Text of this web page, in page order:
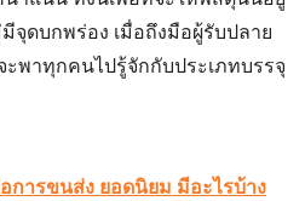
ดบกพร่อง เมื่อถึงมือผู้รับปลาย
ะพาทุกคนไปรู้จักกับประเภทบรรจุ
การขนส่ง ยอดนิยม มีอะไรบ้าง